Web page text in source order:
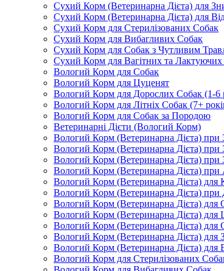
Сухий Корм (Ветеринарна Дієта) для
Сухий Корм (Ветеринарна Дієта) для
Сухий Корм для Стерилізованих Собак
Сухий Корм для Вибагливих Собак
Сухий Корм для Собак з Чутливим
Сухий Корм для Вагітних та
Вологий Корм для Собак
Вологий Корм для Цуценят
Вологий Корм для Дорослих Собак (1-6
Вологий Корм для Літніх Собак (7+
Вологий Корм для Собак за Породою
Ветеринарні Дієти (Вологий Корм)
Вологий Корм (Ветеринарна Дієта)
Вологий Корм (Ветеринарна Дієта)
Вологий Корм (Ветеринарна Дієта) при
Вологий Корм (Ветеринарна Дієта) при
Вологий Корм (Ветеринарна Дієта) для
Вологий Корм (Ветеринарна Дієта) при
Вологий Корм (Ветеринарна Дієта) для
Вологий Корм (Ветеринарна Дієта) для
Вологий Корм (Ветеринарна Дієта) для
Вологий Корм (Ветеринарна Дієта) для
Вологий Корм (Ветеринарна Дієта) для
Вологий Корм для Стерилізованих